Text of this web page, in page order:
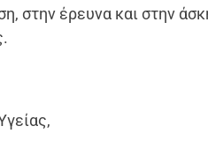
στην έρευνα και στην